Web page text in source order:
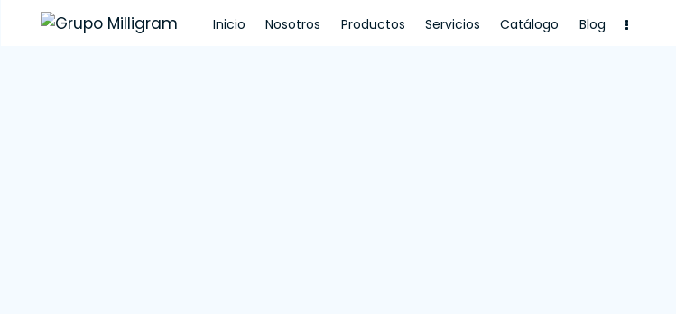
Inicio Nosotros Productos Servicios Catálogo Blog